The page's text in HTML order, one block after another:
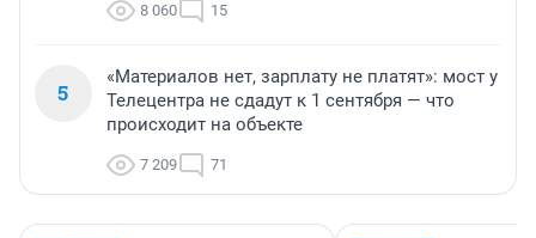
8 060 15
5
«Материалов нет, зарплату не платят»: мост у
Телецентра не сдадут к 1 сентября — что
происходит на объекте
7 209 71